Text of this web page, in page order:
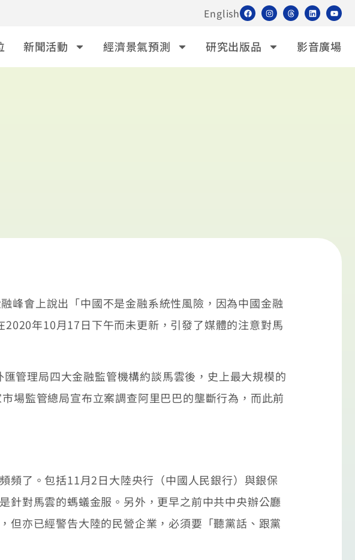
English
新聞活動 經濟景氣預測 研究出版品 影音廣場
會上說出「中國不是金融系統性風險，因為中國金融
年10月17日下午而未更新，引發了媒體的注意對馬
理局四大金融監管機構約談馬雲後，史上最大規模的
場監管總局宣布立案調查阿里巴巴的壟斷行為，而此前
了。包括11月2日大陸央行（中國人民銀行）與銀保
針對馬雲的螞蟻金服。另外，更早之前中共中央辦公廳
但亦已經警告大陸的民營企業，必須要「聽黨話、跟黨